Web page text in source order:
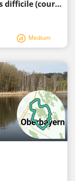
Randonnée hivernale - Parcours difficile (court)
Medium